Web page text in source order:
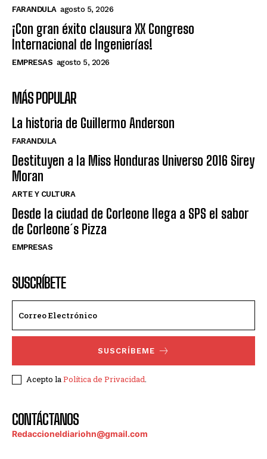
FARANDULA agosto 5, 2026
¡Con gran éxito clausura XX Congreso
Internacional de Ingenierías!
EMPRESAS agosto 5, 2026
MÁS POPULAR
La historia de Guillermo Anderson
FARANDULA
Destituyen a la Miss Honduras Universo 2016 Sirey
Moran
ARTE Y CULTURA
Desde la ciudad de Corleone llega a SPS el sabor
de Corleone´s Pizza
EMPRESAS
SUSCRÍBETE
SUSCRÍBEME
Acepto laPolítica de Privacidad.
CONTÁCTANOS
Redaccioneldiariohn@gmail.com